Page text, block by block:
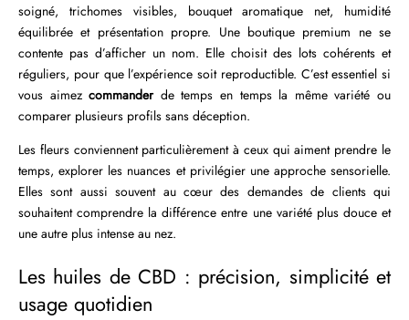
soigné, trichomes visibles, bouquet aromatique net, humidité
équilibrée et présentation propre. Une boutique premium ne se
contente pas d’afficher un nom. Elle choisit des lots cohérents et
réguliers, pour que l’expérience soit reproductible. C’est essentiel si
vous aimezcommanderde temps en temps la même variété ou
comparer plusieurs profils sans déception.
Les fleurs conviennent particulièrement à ceux qui aiment prendre le
temps, explorer les nuances et privilégier une approche sensorielle.
Elles sont aussi souvent au cœur des demandes de clients qui
souhaitent comprendre la différence entre une variété plus douce et
une autre plus intense au nez.
Les huiles de CBD : précision, simplicité et
usage quotidien